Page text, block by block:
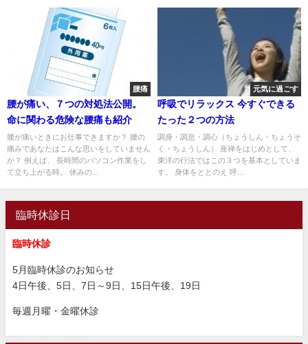
腰痛
腰が痛い、７つの対処法公開。
命に関わる危険な腰痛も紹介
腰が痛いときにお仕事できますか？ 腰の
痛みであなたはこんな思いをしていません
か？ 例えば、 長時間のパソコン作業をし
て立ち上がる時。 休みの...
元気に過ごす
呼吸でリラックス 今すぐできる
たった２つの方法
調身・調息・調心（ちょうしん・ちょうそ
く・ちょうしん） 座禅をはじめとして、
東洋の行法ではこの３つを基本としていま
す。 身体をととのえ 呼...
臨時休診日
臨時休診
5月臨時休診のお知らせ
4日午後、5日、7日～9日、15日午後、19日
毎週月曜・金曜休診